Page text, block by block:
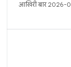
आखिरी बार 2026-